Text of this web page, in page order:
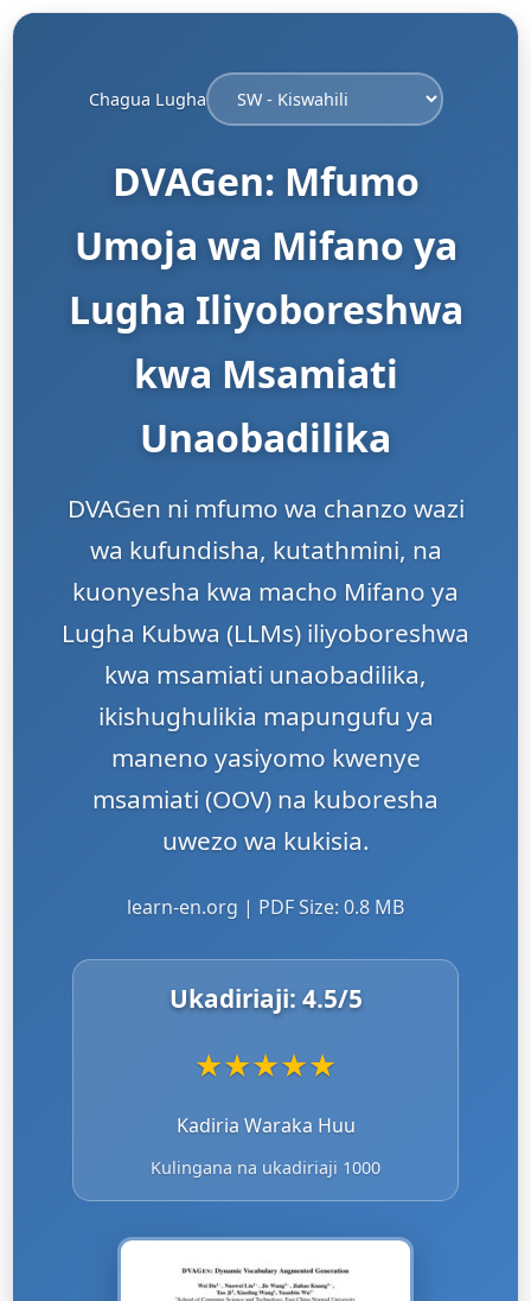
Chagua Lugha
DVAGen: Mfumo
Umoja wa Mifano ya
Lugha Iliyoboreshwa
kwa Msamiati
Unaobadilika
DVAGen ni mfumo wa chanzo wazi
wa kufundisha, kutathmini, na
kuonyesha kwa macho Mifano ya
Lugha Kubwa (LLMs) iliyoboreshwa
kwa msamiati unaobadilika,
ikishughulikia mapungufu ya
maneno yasiyomo kwenye
msamiati (OOV) na kuboresha
uwezo wa kukisia.
learn-en.org | PDF Size: 0.8 MB
Ukadiriaji: 4.5/5
★★★★★
Kadiria Waraka Huu
Kulingana na ukadiriaji 1000